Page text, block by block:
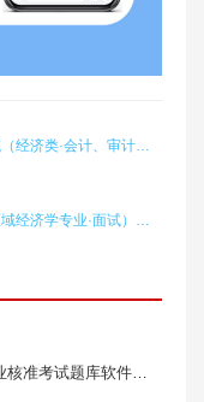
2026年江苏省直及地市、县事业单位招聘考试（经济类·会计、审计）在线题库题引力
2026年贵州省委党校在职研究生招生考试（区域经济学专业·面试）题库软件题引力